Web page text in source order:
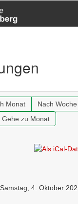
planen
Monat Nach Woche
Gehe zu Monat
Samstag, 4. Oktober